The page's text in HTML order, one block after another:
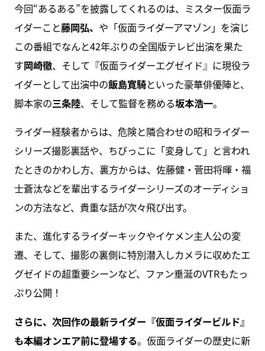
今回“あるある”を披露してくれるのは、ミスター仮面ラ
イダーこと藤岡弘、 や「仮面ライダーアマゾン」を演じ
この番組でなんと42年ぶりの全国版テレビ出演を果た
す岡崎徹、そして『仮面ライダーエグゼイド』に現役ラ
イダーとして出演中の飯島寛騎といった豪華俳優陣と、
脚本家の三条陸、そして監督を務める坂本浩一。
ライダー経験者からは、危険と隣合わせの昭和ライダー
シリーズ撮影裏話や、ちびっこに「変身して」と言われ
たときのかわし方、裏方からは、佐藤健・菅田将暉・福
士蒼汰などを輩出するライダーシリーズのオーディショ
ンの方法など、貴重な話が次々飛び出す。
また、進化するライダーキックやイケメン主人公の変
遷、そして、撮影の裏側に特別潜入しカメラに収めたエ
グゼイドの超重要シーンなど、ファン垂涎のVTRもたっ
ぷり公開！
さらに、次回作の最新ライダー『仮面ライダービルド』
も本編オンエア前に登場する。仮面ライダーの歴史に新